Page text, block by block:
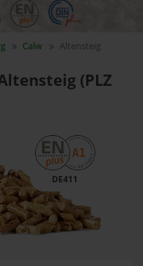
Calw Altensteig
(PLZ
DE411